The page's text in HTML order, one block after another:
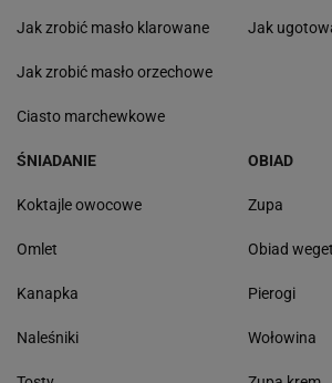
Jak zrobić masło klarowane
Jak zrobić masło orzechowe
Ciasto marchewkowe
Jak
ŚNIADANIE
Koktajle owocowe
Omlet
Kanapka
Naleśniki
OBIAD
Zupa
Obiad
Pierogi
Wołowina